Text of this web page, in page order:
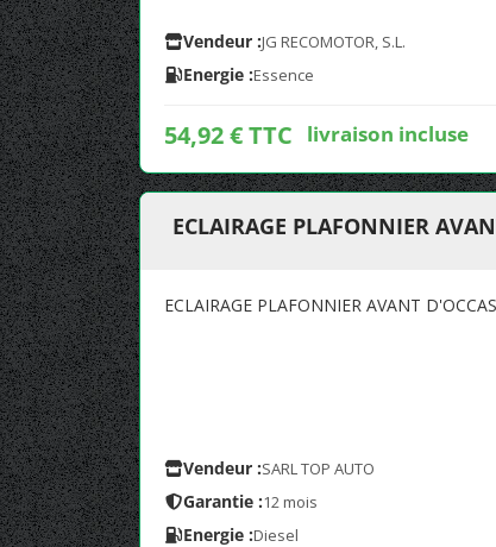
Vendeur :JG RECOMOTOR, S.L.
Energie :Essence
54,92 € TTC livraison incluse
ECLAIRAGE PLAFONNIER
ECLAIRAGE PLAFONNIER AVANT
Vendeur :SARL TOP AUTO
Garantie :12 mois
Energie :Diesel